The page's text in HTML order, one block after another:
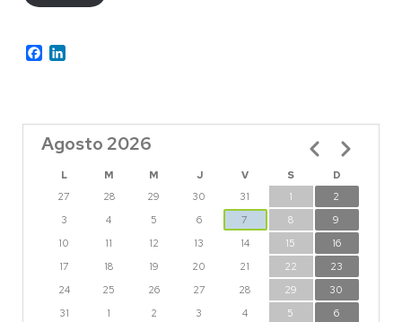
Facebook
Agosto 2026
L M M J V S
D
27
28 29 30 31 1
2
3
4 5 6 7 8
9
10
11 12 13 14 15
16
17
18 19 20 21 22
23
24
25 26 27 28 29
30
31
1 2 3 4 5 6
Paginación